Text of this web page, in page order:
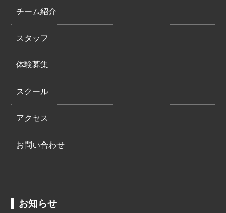
チーム紹介
スタッフ
体験募集
スクール
アクセス
お問い合わせ
お知らせ